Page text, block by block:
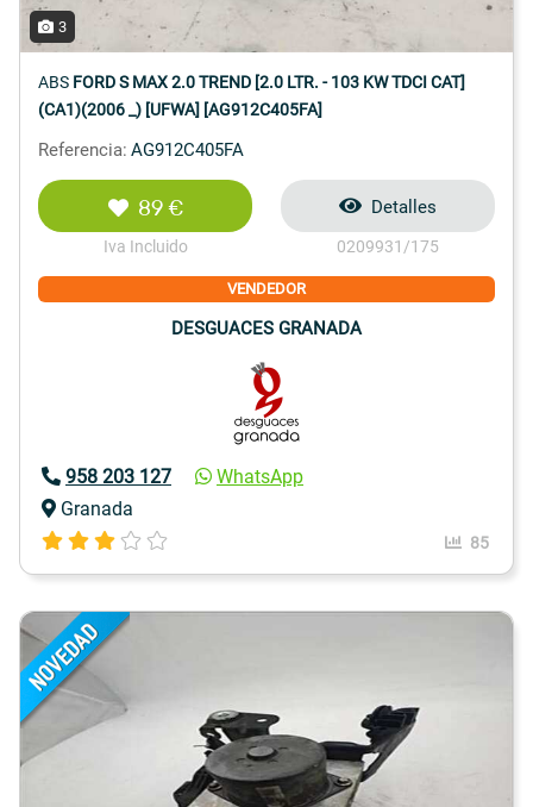
3
ABS FORD S MAX 2.0 TREND [2.0 LTR. - 103 KW TDCI CAT]
(CA1)(2006 _) [UFWA] [AG912C405FA]
Referencia: AG912C405FA
89 €
Iva Incluido
Detalles
0209931/175
VENDEDOR
DESGUACES GRANADA
958 203 127
WhatsApp
Granada
85